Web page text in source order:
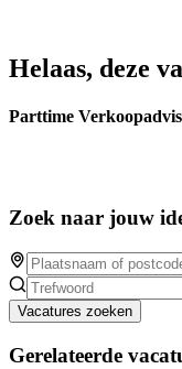
Helaas, deze
Parttime
Zoek naar jouw
Vacatures zoeken
Gerelateerde